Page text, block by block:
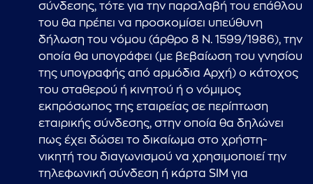
σύνδεσης, τότε για την παραλαβή του επάθλου
του θα πρέπει να προσκομίσει υπεύθυνη
δήλωση του νόμου (άρθρο 8 Ν. 1599/1986), την
οποία θα υπογράφει (με βεβαίωση του γνησίου
της υπογραφής από αρμόδια Αρχή) ο κάτοχος
του σταθερού ή κινητού ή ο νόμιμος
εκπρόσωπος της εταιρείας σε περίπτωση
εταιρικής σύνδεσης, στην οποία θα δηλώνει
πως έχει δώσει το δικαίωμα στο χρήστη-
νικητή του διαγωνισμού να χρησιμοποιεί την
τηλεφωνική σύνδεση ή κάρτα SIM για